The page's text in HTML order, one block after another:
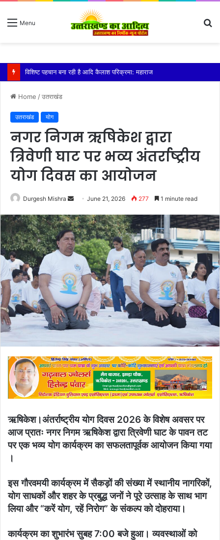
Menu
तेज बारिश से धर्मनगरी हरिद्वार हुई पानी-पानी
Home /उतराखंड
उतराखंड योग
नगर निगम ऋषिकेश द्वारा
त्रिवेणी घाट पर भव्य अंतर्राष्ट्रीय
योग दिवस का आयोजन
Durgesh Mishra
Send
email
June 21, 2026 277 1 minute read
ऋषिकेश।​अंतर्राष्ट्रीय योग दिवस 2026 के विशेष अवसर पर
आज प्रातः नगर निगम ऋषिकेश द्वारा त्रिवेणी घाट के पावन तट
पर एक भव्य योग कार्यक्रम का सफलतापूर्वक आयोजन किया गया
।
इस गौरवमयी कार्यक्रम में सैकड़ों की संख्या में स्थानीय नागरिकों,
योग साधकों और शहर के प्रबुद्ध जनों ने पूरे उत्साह के साथ भाग
लिया और “करें योग, रहें निरोग” के संकल्प को दोहराया।
​कार्यक्रम का शुभारंभ सुबह 7:00 बजे हुआ। व्यवस्थाओं को